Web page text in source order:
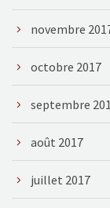
novembre
octobre 2017
septembre
août 2017
juillet 2017